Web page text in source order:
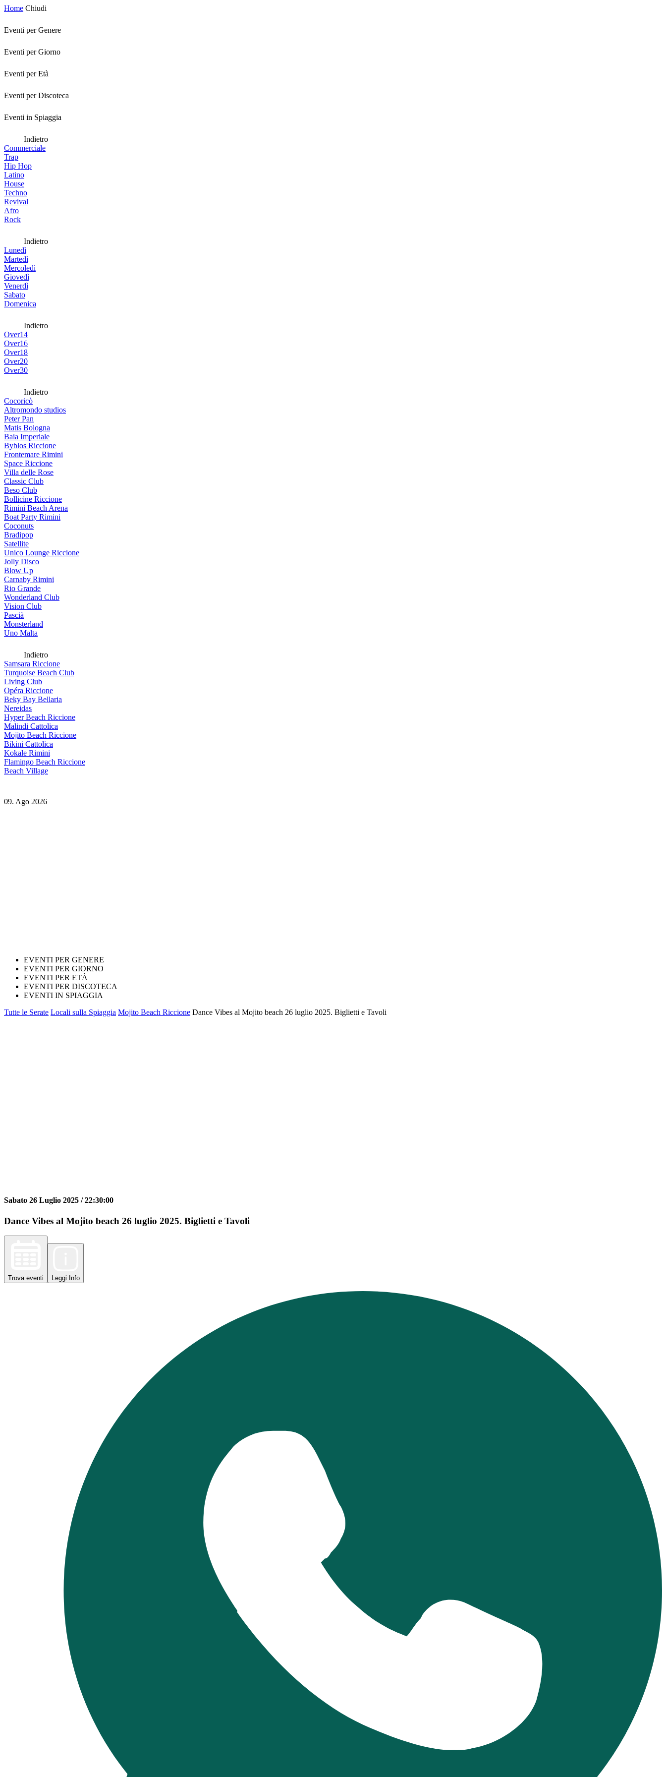
Home Chiudi
Eventi per Genere
Eventi per Giorno
Eventi per Età
Eventi per Discoteca
Eventi in Spiaggia
Indietro
Commerciale
Trap
Hip Hop
Latino
House
Techno
Revival
Afro
Rock
Indietro
Lunedì
Martedì
Mercoledì
Giovedì
Venerdì
Sabato
Domenica
Indietro
Over14
Over16
Over18
Over20
Over30
Indietro
Cocoricò
Altromondo studios
Peter Pan
Matis Bologna
Baia Imperiale
Byblos Riccione
Frontemare Rimini
Space Riccione
Villa delle Rose
Classic Club
Beso Club
Bollicine Riccione
Rimini Beach Arena
Boat Party Rimini
Coconuts
Bradipop
Satellite
Unico Lounge Riccione
Jolly Disco
Blow Up
Carnaby Rimini
Rio Grande
Wonderland Club
Vision Club
Pascià
Monsterland
Uno Malta
Indietro
Samsara Riccione
Turquoise Beach Club
Living Club
Opéra Riccione
Beky Bay Bellaria
Nereidas
Hyper Beach Riccione
Malindi Cattolica
Mojito Beach Riccione
Bikini Cattolica
Kokale Rimini
Flamingo Beach Riccione
Beach Village
09. Ago 2026
EVENTI PER GENERE
EVENTI PER GIORNO
EVENTI PER ETÀ
EVENTI PER DISCOTECA
EVENTI IN SPIAGGIA
Tutte le Serate Locali sulla Spiaggia Mojito Beach Riccione Dance Vibes al Mojito beach 26 luglio 2025. Biglietti e Tavoli
Sabato 26 Luglio 2025 /22:30:00
Dance Vibes al Mojito beach 26 luglio 2025. Biglietti e Tavoli
Trova eventi Leggi Info